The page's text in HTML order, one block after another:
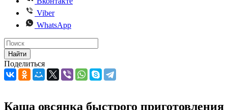
Viber
WhatsApp
Найти
Поделиться
Каша овсянка быстрого приготовления